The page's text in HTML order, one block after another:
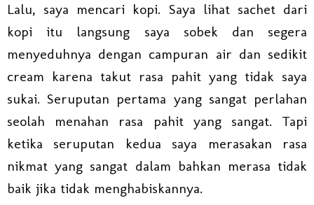
Lalu, saya mencari kopi. Saya lihat sachet dari
kopi itu langsung saya sobek dan segera
menyeduhnya dengan campuran air dan sedikit
cream karena takut rasa pahit yang tidak saya
sukai. Seruputan pertama yang sangat perlahan
seolah menahan rasa pahit yang sangat. Tapi
ketika seruputan kedua saya merasakan rasa
nikmat yang sangat dalam bahkan merasa tidak
baik jika tidak menghabiskannya.